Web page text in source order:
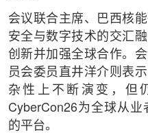
会议联合主席、巴西核
安全与数字技术的交汇
创新并加强全球合作。
员会委员直井洋介则表
杂性上不断演变，但
CyberCon26为全球从
的平台。